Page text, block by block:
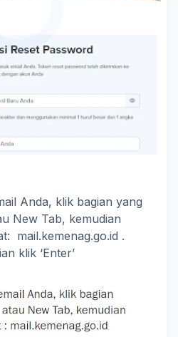
Anda, klik bagian yang
New Tab, kemudian
mail.kemenag.go.id .
klik ‘Enter’